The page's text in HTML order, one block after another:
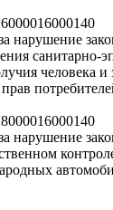
нарушение
санитарно-
человека и
нарушение